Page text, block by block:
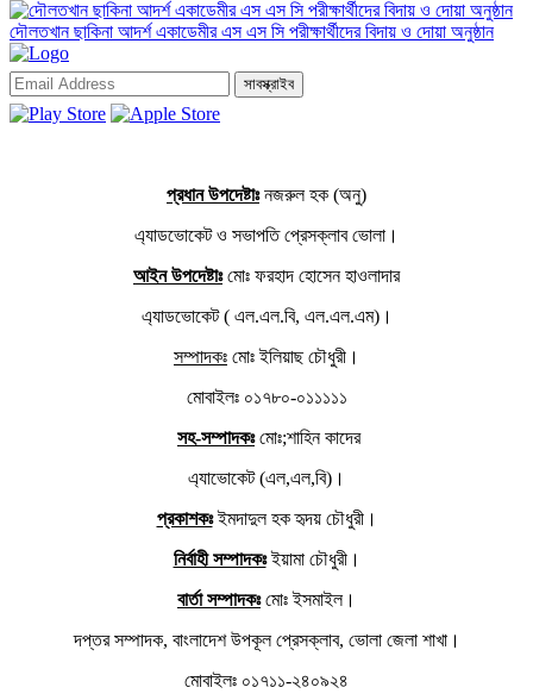
দৌলতখান ছাকিনা আদর্শ একাডেমীর এস এস সি পরীক্ষার্থীদের বিদায় ও দোয়া অনুষ্ঠান
সাবস্ক্রাইব
প্রধান উপদেষ্টাঃনজরুল হক (অনু)
এ্যাডভোকেট ও সভাপতি প্রেসক্লাব ভোলা।
আইন উপদেষ্টাঃমোঃ ফরহাদ হোসেন হাওলাদার
এ্যাডভোকেট ( এল.এল.বি, এল.এল.এম)।
সম্পাদকঃ মোঃ ইলিয়াছ চৌধুরী।
মোবাইলঃ ০১৭৮০-০১১১১১
সহ-সম্পাদকঃমোঃ;শাহিন কাদের
এ্যাভোকেট (এল,এল,বি)।
প্রকাশকঃইমদাদুল হক হৃদয় চৌধুরী।
নির্বাহী সম্পাদকঃইয়ামা চৌধুরী।
বার্তা সম্পাদকঃমোঃ ইসমাইল।
দপ্তর সম্পাদক, বাংলাদেশ উপকূল প্রেসক্লাব, ভোলা জেলা শাখা।
মোবাইলঃ ০১৭১১-২৪০৯২৪